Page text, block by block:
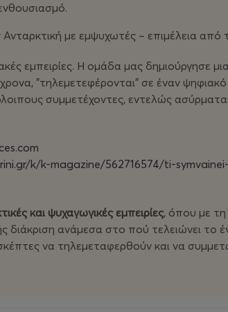
με εμψυχωτές – επιμέλεια
εμπειρίες. Η ομάδα μας δημιούργησε
"τηλεμετεφέρονται" σε έναν
συμμετέχοντες, εντελώς
k/k-magazine/562716574/ti-
και ψυχαγωγικές εμπειρίες, όπου με τη
ανάμεσα στο πού τελειώνει το
να τηλεμεταφερθούν και να